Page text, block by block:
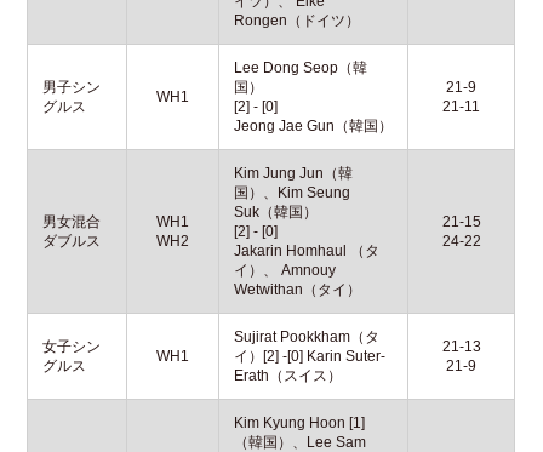
Rongen（ドイツ）
男子シン
グルス
WH1
Lee Dong Seop（韓
国）
[2] - [0]
Jeong Jae Gun（韓国）
21-9
21-11
男女混合
ダブルス
WH1
WH2
Kim Jung Jun（韓
国）、Kim Seung
Suk（韓国）
[2] - [0]
Jakarin Homhaul （タ
イ）、 Amnouy
Wetwithan（タイ）
21-15
24-22
女子シン
グルス
WH1
Sujirat Pookkham（タ
イ）[2] -[0] Karin Suter-
Erath（スイス）
21-13
21-9
Kim Kyung Hoon [1]
（韓国）、Lee Sam